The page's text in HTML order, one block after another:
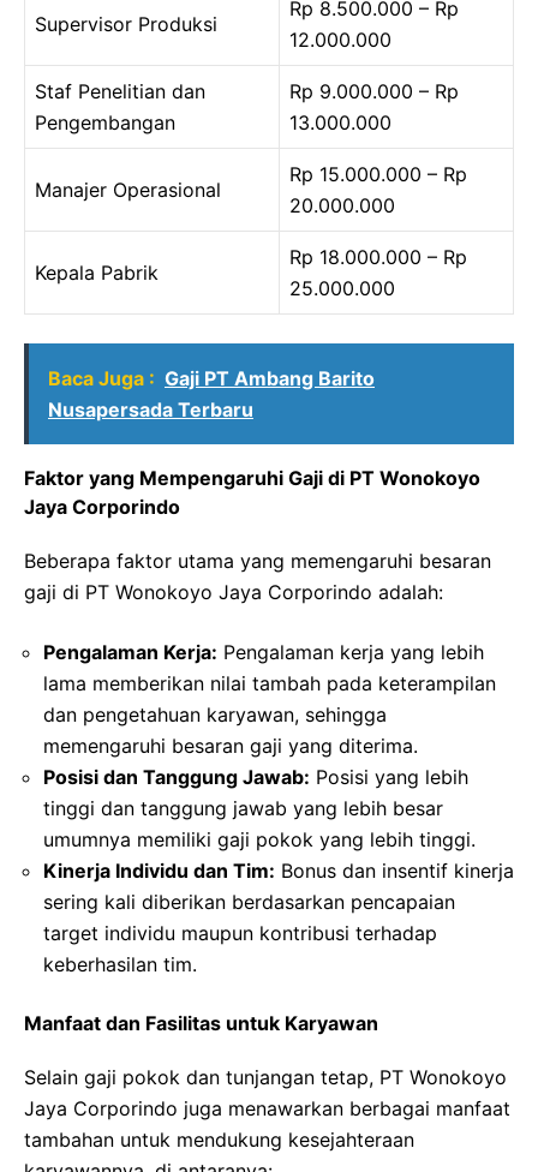
Supervisor Produksi
Rp 8.500.000 – Rp
12.000.000
Staf Penelitian dan
Pengembangan
Rp 9.000.000 – Rp
13.000.000
Manajer Operasional
Rp 15.000.000 – Rp
20.000.000
Kepala Pabrik
Rp 18.000.000 – Rp
25.000.000
Baca Juga : Gaji PT Ambang Barito
Nusapersada Terbaru
Faktor yang Mempengaruhi Gaji di PT Wonokoyo
Jaya Corporindo
Beberapa faktor utama yang memengaruhi besaran
gaji di PT Wonokoyo Jaya Corporindo adalah:
Pengalaman Kerja: Pengalaman kerja yang lebih
lama memberikan nilai tambah pada keterampilan
dan pengetahuan karyawan, sehingga
memengaruhi besaran gaji yang diterima.
Posisi dan Tanggung Jawab: Posisi yang lebih
tinggi dan tanggung jawab yang lebih besar
umumnya memiliki gaji pokok yang lebih tinggi.
Kinerja Individu dan Tim: Bonus dan insentif kinerja
sering kali diberikan berdasarkan pencapaian
target individu maupun kontribusi terhadap
keberhasilan tim.
Manfaat dan Fasilitas untuk Karyawan
Selain gaji pokok dan tunjangan tetap, PT Wonokoyo
Jaya Corporindo juga menawarkan berbagai manfaat
tambahan untuk mendukung kesejahteraan